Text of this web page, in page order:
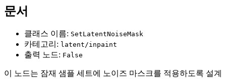
문서
클래스 이름: SetLatentNoiseMask
카테고리: latent/inpaint
출력 노드: False
이 노드는 잠재 샘플 세트에 노이즈 마스크를 적용하도록 설계